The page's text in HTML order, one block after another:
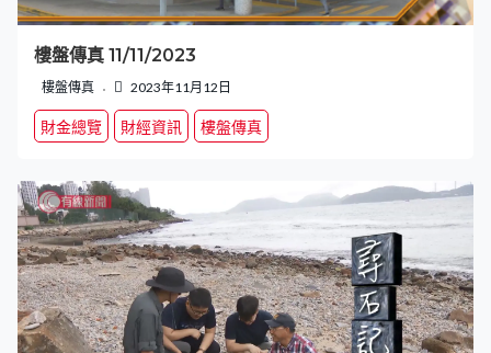
樓盤傳真 11/11/2023
樓盤傳真 2023年11月12日
財金總覽 財經資訊 樓盤傳真